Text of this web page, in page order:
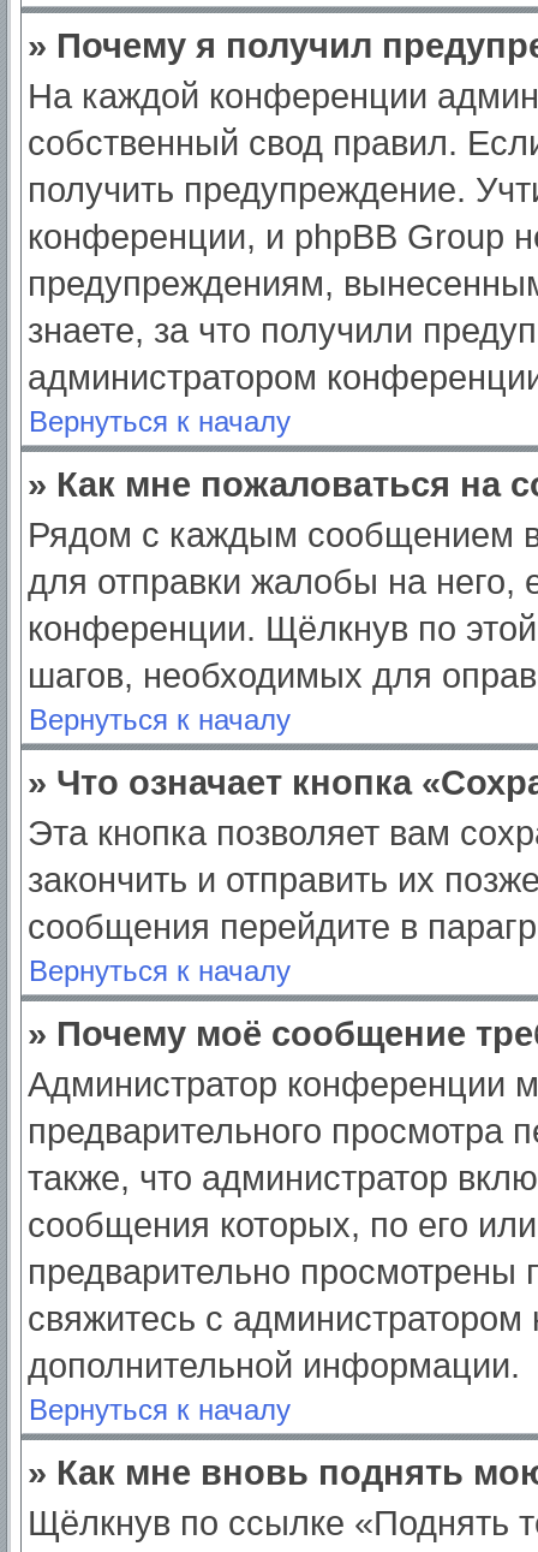
» Почему я получил
На каждой конференции
собственный свод правил.
получить предупреждение.
конференции, и phpBB Group
предупреждениям,
знаете, за что получили
администратором
Вернуться к началу
» Как мне пожаловаться на
Рядом с каждым сообщением
для отправки жалобы на него,
конференции. Щёлкнув по
шагов, необходимых для
Вернуться к началу
» Что означает кнопка
Эта кнопка позволяет вам
закончить и отправить их
сообщения перейдите в
Вернуться к началу
» Почему моё сообщение
Администратор конференции
предварительного просмотра
также, что администратор
сообщения которых, по его
предварительно просмотрены
свяжитесь с
дополнительной информации.
Вернуться к началу
» Как мне вновь поднять
Щёлкнув по ссылке «Поднять